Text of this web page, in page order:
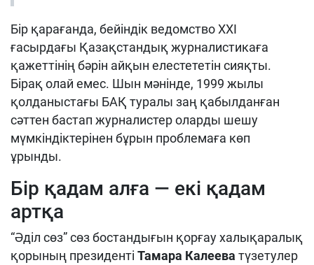
Бір қарағанда, бейіндік ведомство XXI
ғасырдағы Қазақстандық журналистикаға
қажеттінің бәрін айқын елестететін сияқты.
Бірақ олай емес. Шын мәнінде, 1999 жылы
қолданыстағы БАҚ туралы заң қабылданған
сәттен бастап журналистер оларды шешу
мүмкіндіктерінен бұрын проблемаға көп
ұрынды.
Бір қадам алға — екі қадам
артқа
“Әділ сөз” сөз бостандығын қорғау халықаралық
қорының президенті Тамара Калеева түзетулер